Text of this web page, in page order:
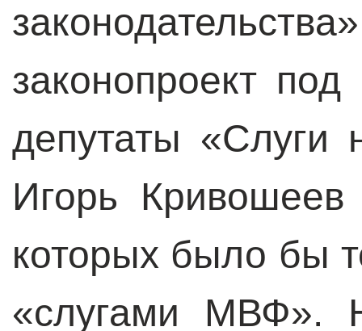
законопроект
депутаты «Слуги
Игорь
которых было бы
«слугами МВФ».